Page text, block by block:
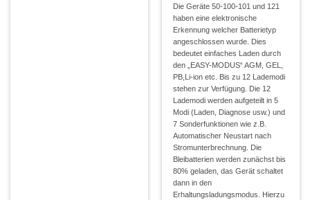
Die Geräte 50-100-101 und 121
haben eine elektronische
Erkennung welcher Batterietyp
angeschlossen wurde. Dies
bedeutet einfaches Laden durch
den „EASY-MODUS“ AGM, GEL,
PB,Li-ion etc. Bis zu 12 Lademodi
stehen zur Verfügung. Die 12
Lademodi werden aufgeteilt in 5
Modi (Laden, Diagnose usw.) und
7 Sonderfunktionen wie z.B.
Automatischer Neustart nach
Stromunterbrechnung. Die
Bleibatterien werden zunächst bis
80% geladen, das Gerät schaltet
dann in den
Erhaltungsladungsmodus. Hierzu